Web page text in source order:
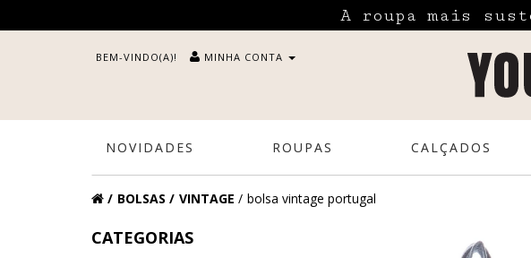
A roupa mais
BEM-VINDO(A)! MINHA CONTA
NOVIDADES ROUPAS CALÇADOS
BOLSAS VINTAGE bolsa vintage portugal
CATEGORIAS